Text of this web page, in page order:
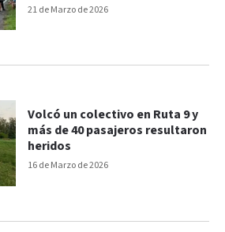
21 de Marzo de 2026
16 de Marzo de 2026
Volcó un colectivo en Ruta 9 y
más de 40 pasajeros resultaron
heridos